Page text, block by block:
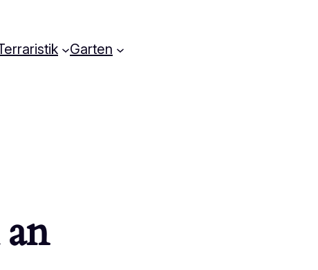
Garten